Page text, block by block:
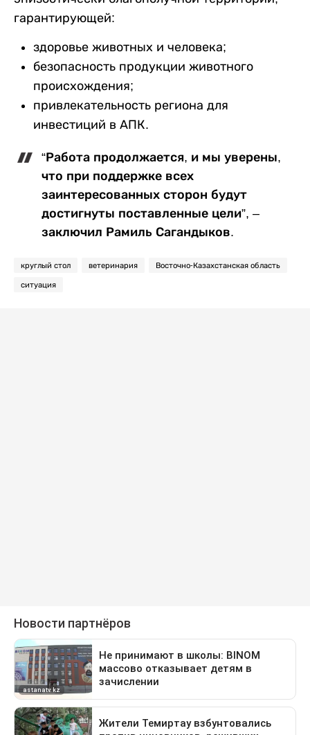
гарантирующей:
здоровье животных и человека;
безопасность продукции животного
происхождения;
привлекательность региона для
инвестиций в АПК.
“Работа продолжается, и мы уверены,
что при поддержке всех
заинтересованных сторон будут
достигнуты поставленные цели”, –
заключил Рамиль Сагандыков.
круглый стол ветеринария Восточно-Казахстанская область
ситуация